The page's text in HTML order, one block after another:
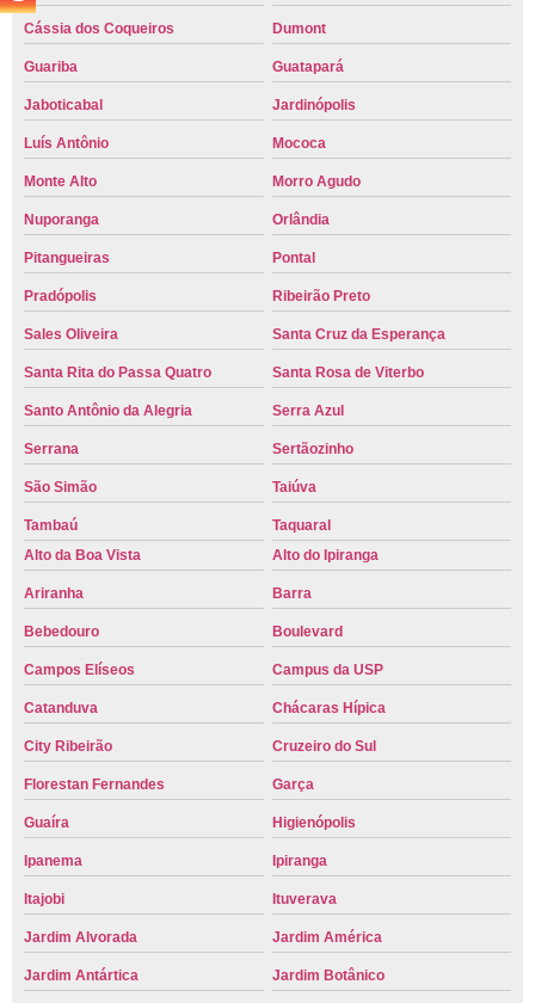
Cássia dos Coqueiros Dumont
Guariba Guatapará
Jaboticabal Jardinópolis
Luís Antônio Mococa
Monte Alto Morro Agudo
Nuporanga Orlândia
Pitangueiras Pontal
Pradópolis Ribeirão Preto
Sales Oliveira Santa Cruz da Esperança
Santa Rita do Passa Quatro Santa Rosa de Viterbo
Santo Antônio da Alegria Serra Azul
Serrana Sertãozinho
São Simão Taiúva
Tambaú
Taquaral
Alto da Boa Vista
Alto do Ipiranga
Ariranha Barra
Bebedouro Boulevard
Campos Elíseos Campus da USP
Catanduva Chácaras Hípica
City Ribeirão Cruzeiro do Sul
Florestan Fernandes Garça
Guaíra Higienópolis
Ipanema Ipiranga
Itajobi Ituverava
Jardim Alvorada Jardim América
Jardim Antártica Jardim Botânico